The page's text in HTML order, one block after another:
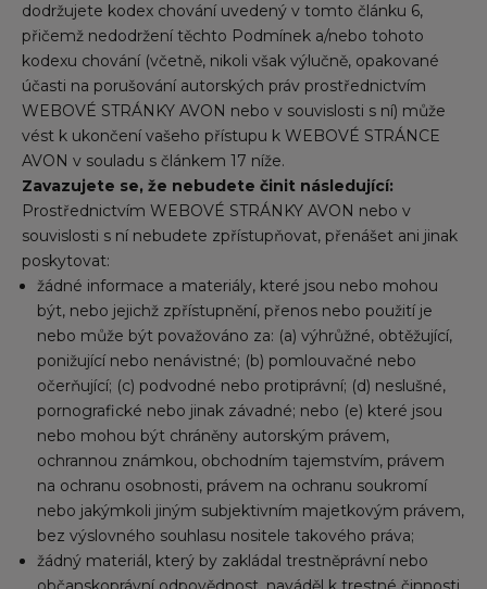
dodržujete kodex chování uvedený v tomto článku 6,
přičemž nedodržení těchto Podmínek a/nebo tohoto
kodexu chování (včetně, nikoli však výlučně, opakované
účasti na porušování autorských práv prostřednictvím
WEBOVÉ STRÁNKY AVON nebo v souvislosti s ní) může
vést k ukončení vašeho přístupu k WEBOVÉ STRÁNCE
AVON v souladu s článkem 17 níže.
Zavazujete se, že nebudete činit následující:
Prostřednictvím WEBOVÉ STRÁNKY AVON nebo v
souvislosti s ní nebudete zpřístupňovat, přenášet ani jinak
poskytovat:
žádné informace a materiály, které jsou nebo mohou
být, nebo jejichž zpřístupnění, přenos nebo použití je
nebo může být považováno za: (a) výhrůžné, obtěžující,
ponižující nebo nenávistné; (b) pomlouvačné nebo
očerňující; (c) podvodné nebo protiprávní; (d) neslušné,
pornografické nebo jinak závadné; nebo (e) které jsou
nebo mohou být chráněny autorským právem,
ochrannou známkou, obchodním tajemstvím, právem
na ochranu osobnosti, právem na ochranu soukromí
nebo jakýmkoli jiným subjektivním majetkovým právem,
bez výslovného souhlasu nositele takového práva;
žádný materiál, který by zakládal trestněprávní nebo